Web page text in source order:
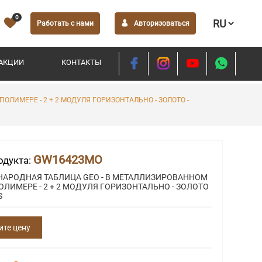
0
Работать с нами Авторизоваться
КОНТАКТЫ
- 2 + 2 МОДУЛЯ ГОРИЗОНТАЛЬНО - ЗОЛОТО -
GW16423MO
ТАБЛИЦА GEO - В МЕТАЛЛИЗИРОВАННОМ
- 2 + 2 МОДУЛЯ ГОРИЗОНТАЛЬНО - ЗОЛОТО
цену